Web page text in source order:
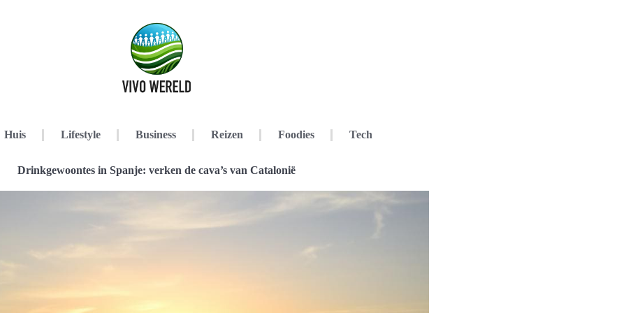
Huis Lifestyle Business Reizen Foodies Tech
Drinkgewoontes in Spanje: verken de cava’s van Catalonië